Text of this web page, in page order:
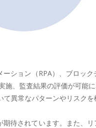
ション（RPA）、ブロッ
、監査結果の評価が可能に
異常なパターンやリスク
待されています。また、